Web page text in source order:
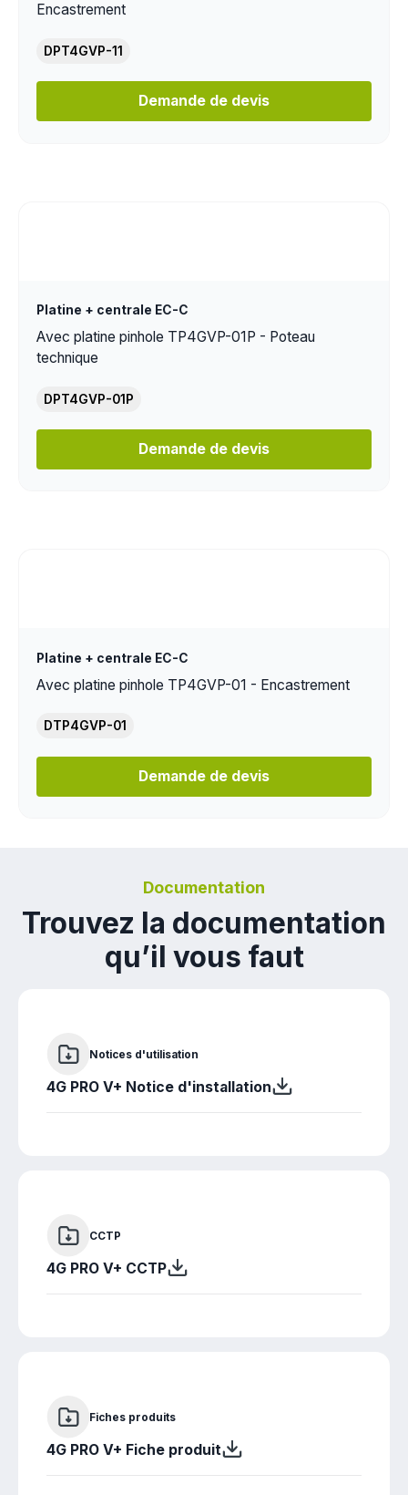
Encastrement
DPT4GVP-11
Demande de devis
Platine + centrale EC-C
Avec platine pinhole TP4GVP-01P - Poteau
technique
DPT4GVP-01P
Demande de devis
Platine + centrale EC-C
Avec platine pinhole TP4GVP-01 - Encastrement
DTP4GVP-01
Demande de devis
Documentation
Trouvez la documentation
qu’il vous faut
Notices d'utilisation
4G PRO V+ Notice d'installation
CCTP
4G PRO V+ CCTP
Fiches produits
4G PRO V+ Fiche produit